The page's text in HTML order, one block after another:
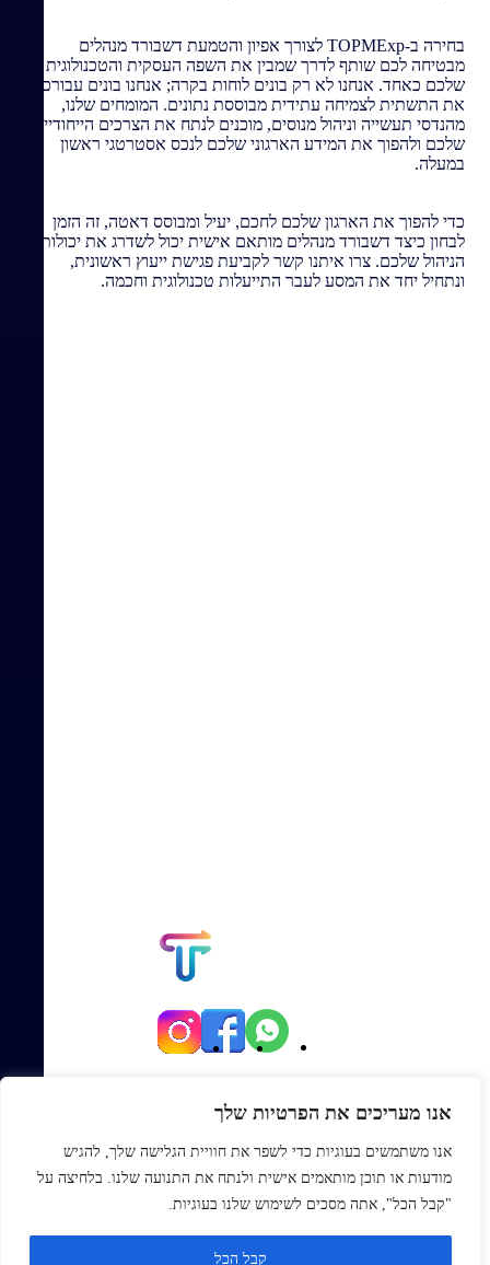
אנו מעריכים את הפרטיות שלך
אנו משתמשים בעוגיות כדי לשפר את חוויית הגלישה שלך, להגיש
מודעות או תוכן מותאמים אישית ולנתח את התנועה שלנו. בלחיצה על
"קבל הכל", אתה מסכים לשימוש שלנו בעוגיות.
קבל הכל
בחירה ב-TOPMExp לצורך אפיון והטמעת דשבורד מנהלים
מבטיחה לכם שותף לדרך שמבין את השפה העסקית והטכנולוגית
שלכם כאחד. אנחנו לא רק בונים לוחות בקרה; אנחנו בונים עבורכם
את התשתית לצמיחה עתידית מבוססת נתונים. המומחים שלנו,
מהנדסי תעשייה וניהול מנוסים, מוכנים לנתח את הצרכים הייחודיים
שלכם ולהפוך את המידע הארגוני שלכם לנכס אסטרטגי ראשון
במעלה.
כדי להפוך את הארגון שלכם לחכם, יעיל ומבוסס דאטה, זה הזמן
לבחון כיצד דשבורד מנהלים מותאם אישית יכול לשדרג את יכולות
הניהול שלכם. צרו איתנו קשר לקביעת פגישת ייעוץ ראשונית,
ונתחיל יחד את המסע לעבר התייעלות טכנולוגית וחכמה.
Office@topmexp.co.il
0723941168
ראשי